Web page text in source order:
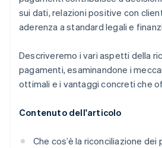
sui dati, relazioni positive con
aderenza a standard legali e
Descriveremo i vari aspetti della
pagamenti, esaminandone i
ottimali e i vantaggi concreti che
Contenuto dell'articolo
Che cos’è la riconciliazione dei